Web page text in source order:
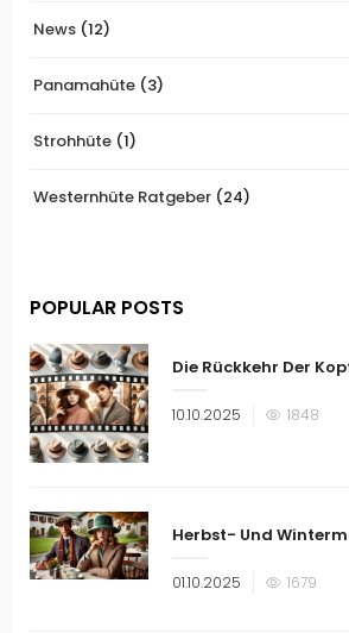
News (12)
Panamahüte (3)
Strohhüte (1)
Westernhüte Ratgeber (24)
POPULAR POSTS
Die Rückkehr Der
Veröffentlicht
10.10.2025 1848
Herbst- Und
Veröffentlicht
01.10.2025 1679